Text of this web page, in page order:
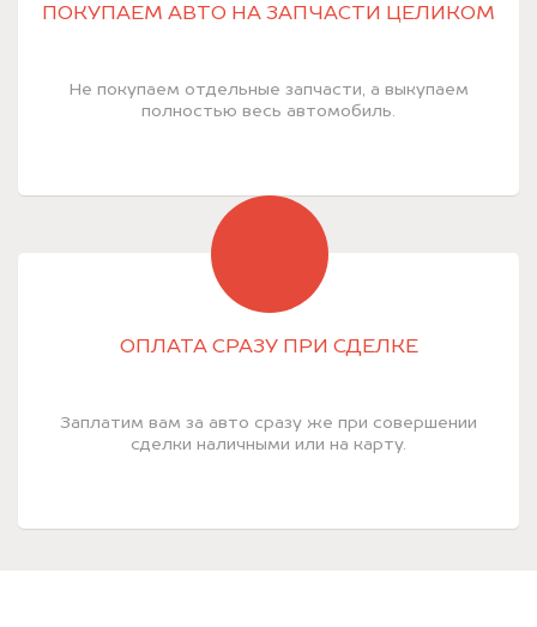
ПОКУПАЕМ АВТО НА ЗАПЧАСТИ ЦЕЛИКОМ
Не покупаем отдельные запчасти, а выкупаем
полностью весь автомобиль.
ОПЛАТА СРАЗУ ПРИ СДЕЛКЕ
Заплатим вам за авто сразу же при совершении
сделки наличными или на карту.